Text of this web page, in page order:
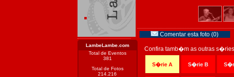
LambeLambe.com
Total de Eventos
381
Total de Fotos
214.216
Comentar esta foto (0)
Confira tamb�m as outras s�ries
S�rie A S�rie B